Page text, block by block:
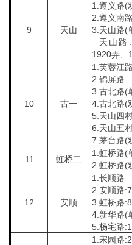
9 天山
1.遵义路(
2.遵义南
3.天山路(
天山路
1920弄、
10 古一
1.芙蓉江
2.锦屏路
3.古北路(
4.古北路(
5.天山四
6.天山五
7.茅台路(
11
虹桥二
1.虹桥路(
2.虹桥路(
12 安顺
1.长顺路
2.安顺路
3.虹桥路
4.新华路(
5.杨宅路
1.宋园路